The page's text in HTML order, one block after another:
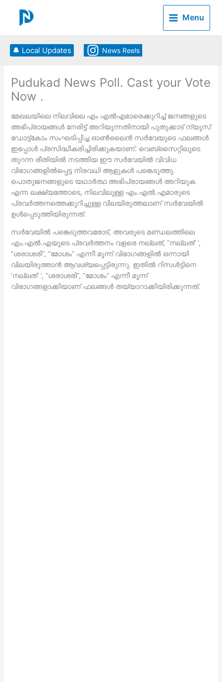
content
Menu
🔔 Local Updates News Reels
Pudukad News Poll. Cast your Vote
Now .
മേഖലയിലെ നിലവിലെ എം എല്‍എമാരെക്കുറിച്ച് ജനങ്ങളുടെ
അഭിപ്രായങ്ങള്‍ നേരിട്ട് അറിയുന്നതിനായി പുതുക്കാട് ന്യൂസ്
ഡോട്ട്കോം സംഘടിപ്പിച്ച ഓണ്‍ലൈന്‍ സര്‍വേയുടെ ഫലങ്ങള്‍
ഇപ്പോള്‍ പ്രസിദ്ധീകരിച്ചിരിക്കുകയാണ്. വെബ്‌സൈറ്റിലൂടെ
തുറന്ന രീതിയില്‍ നടത്തിയ ഈ സര്‍വേയില്‍ വിവിധ
വിഭാഗങ്ങളില്‍പ്പെട്ട നിരവധി ആളുകള്‍ പങ്കെടുത്തു.
പൊതുജനങ്ങളുടെ യഥാര്‍ത്ഥ അഭിപ്രായങ്ങള്‍ അറിയുക
എന്ന ലക്ഷ്യത്തോടെ, നിലവിലുള്ള എം.എല്‍.എമാരുടെ
പ്രവര്‍ത്തനത്തെക്കുറിച്ചുള്ള വിലയിരുത്തലാണ് സര്‍വേയില്‍
ഉള്‍പ്പെടുത്തിയിരുന്നത്.
സര്‍വേയില്‍ പങ്കെടുത്തവരോട്, അവരുടെ മണ്ഡലത്തിലെ
എം.എല്‍.എയുടെ പ്രവര്‍ത്തനം വളരെ നല്ലത്, ”നല്ലത്’ ‘,
”ശരാശരി”, ”മോശം” എന്നീ മൂന്ന് വിഭാഗങ്ങളില്‍ ഒന്നായി
വിലയിരുത്താന്‍ ആവശ്യപ്പെട്ടിരുന്നു. ഇതില്‍ റിസള്‍ട്ടിനെ
‘നല്ലത്’ ‘, ”ശരാശരി”, ”മോശം” എന്നീ മൂന്ന്
വിഭാഗങ്ങളാക്കിയാണ് ഫലങ്ങള്‍ തയ്യാറാക്കിയിരിക്കുന്നത്.